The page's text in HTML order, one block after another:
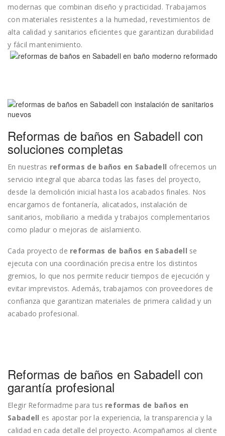
modernas que combinan diseño y practicidad. Trabajamos
con materiales resistentes a la humedad, revestimientos de
alta calidad y sanitarios eficientes que garantizan durabilidad
y fácil mantenimiento.
Reformas de baños en Sabadell con
soluciones completas
En nuestras reformas de baños en Sabadell ofrecemos un
servicio integral que abarca todas las fases del proyecto,
desde la demolición inicial hasta los acabados finales. Nos
encargamos de fontanería, alicatados, instalación de
sanitarios, mobiliario a medida y trabajos complementarios
como pladur o mejoras de aislamiento.
Cada proyecto de reformas de baños en Sabadell se
ejecuta con una coordinación precisa entre los distintos
gremios, lo que nos permite reducir tiempos de ejecución y
evitar imprevistos. Además, trabajamos con proveedores de
confianza que garantizan materiales de primera calidad y un
acabado profesional.
Reformas de baños en Sabadell con
garantía profesional
Elegir Reformadme para tus reformas de baños en
Sabadell es apostar por la experiencia, la transparencia y la
calidad en cada detalle del proyecto. Acompañamos al cliente